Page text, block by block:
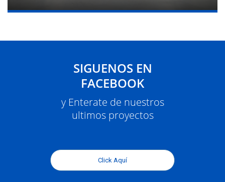
SIGUENOS EN
FACEBOOK
y Enterate de nuestros
ultimos proyectos
Click Aquí